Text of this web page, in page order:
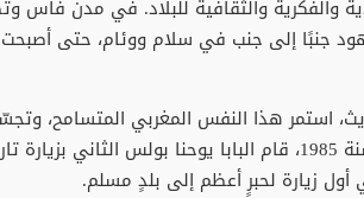
والفكرية والثقافية للبلاد. في مدن
جنبًا إلى جنب في سلام ووئام، حتى أصبحت
استمر هذا النفس المغربي المتسامح،
عالمي. ففي سنة 1985، قام البابا يوحنا بولس
أول زيارة لحبرٍ أعظم إلى بلدٍ مسلم.